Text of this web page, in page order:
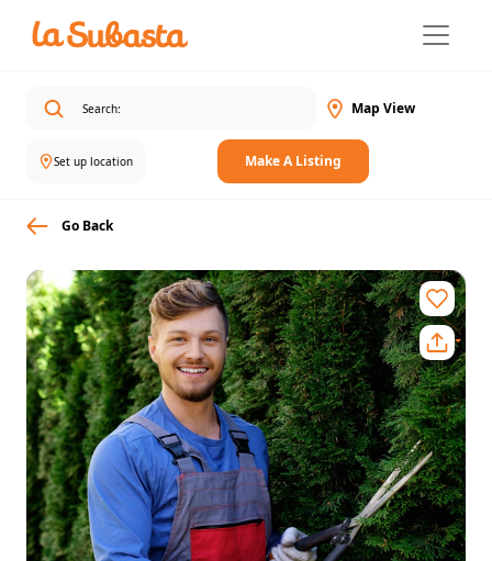
Map View
Set up location Make A Listing
Go Back